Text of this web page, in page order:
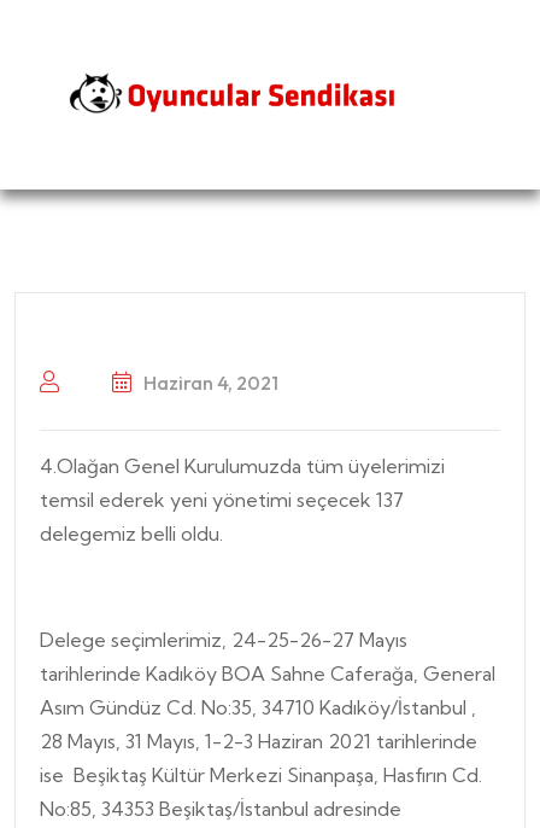
Haziran 4, 2021
4.Olağan Genel Kurulumuzda tüm üyelerimizi
temsil ederek yeni yönetimi seçecek 137
delegemiz belli oldu.
Delege seçimlerimiz, 24-25-26-27 Mayıs
tarihlerinde Kadıköy BOA Sahne Caferağa, General
Asım Gündüz Cd. No:35, 34710 Kadıköy/İstanbul ,
28 Mayıs, 31 Mayıs, 1-2-3 Haziran 2021 tarihlerinde
ise Beşiktaş Kültür Merkezi Sinanpaşa, Hasfırın Cd.
No:85, 34353 Beşiktaş/İstanbul adresinde